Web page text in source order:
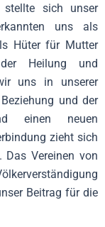
stellte sich unser
uns als
Hüter für Mutter
Heilung und
uns in unserer
und der
einen neuen
zieht sich
Das Vereinen von
Beitrag für die